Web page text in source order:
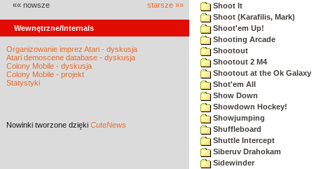
«« nowsze starsze »»
Wewnętrzne/Internals
Organizowanie imprez Atari - dyskusja
Atari demoscene database - dyskusja
Colony Mobile - dyskusja
Colony Mobile - projekt
Statystyki
Nowinki tworzone dzięki CuteNews
Shoot It
Shoot (Karafilis, Mark)
Shoot'em Up!
Shooting Arcade
Shootout
Shootout 2 M4
Shootout at the Ok Galaxy
Shot'em All
Show Down
Showdown Hockey!
Showjumping
Shuffleboard
Shuttle Intercept
Siberuv Drahokam
Sidewinder